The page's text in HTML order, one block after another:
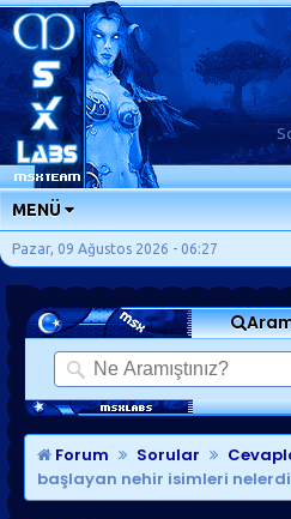
MENÜ
ANA SAYFA
FORUMLAR
SORU-CEVAP
GÜNLÜKLER
SON MESAJLAR
KISAYOLLAR
Pazar, 09 Ağustos 2026 - 06:27
Forum Sorular
başlayan nehir isimleri